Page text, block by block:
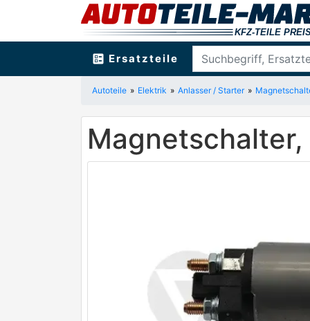
ballot Ersatzteile
Autoteile Elektrik Anlasser / Starter